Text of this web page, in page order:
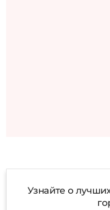
Узнайте о